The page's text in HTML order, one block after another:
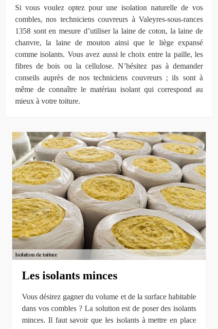
Si vous voulez optez pour une isolation naturelle de vos
combles, nos techniciens couvreurs à Valeyres-sous-rances
1358 sont en mesure d’utiliser la laine de coton, la laine de
chanvre, la laine de mouton ainsi que le liège expansé
comme isolants. Vous avez aussi le choix entre la paille, les
fibres de bois ou la cellulose. N’hésitez pas à demander
conseils auprès de nos techniciens couvreurs ; ils sont à
même de connaître le matériau isolant qui correspond au
mieux à votre toiture.
Les isolants minces
Vous désirez gagner du volume et de la surface habitable
dans vos combles ? La solution est de poser des isolants
minces. Il faut savoir que les isolants à mettre en place